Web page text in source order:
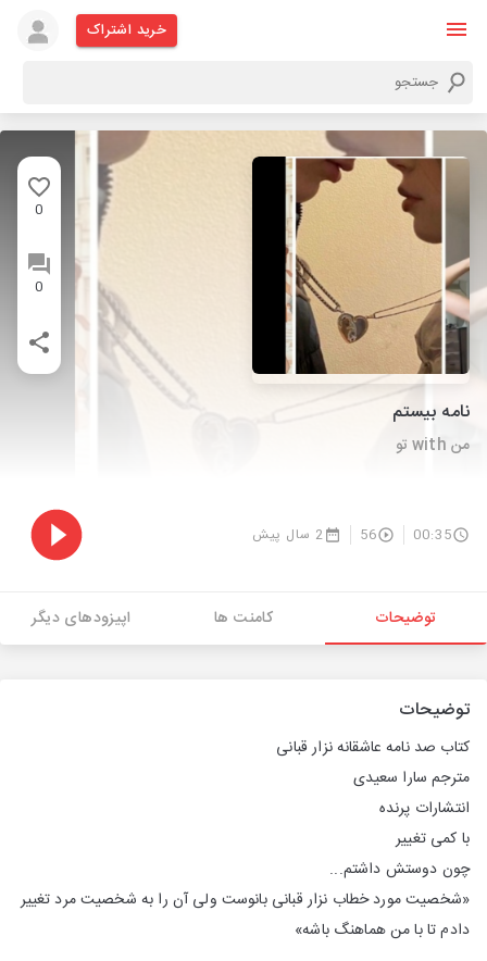
خرید اشتراک
0
0
نامه بیستم
من with تو
00:35
56 2 سال پیش
توضیحات کامنت ها اپیزودهای دیگر
توضیحات
کتاب صد نامه عاشقانه نزار قبانی
مترجم سارا سعیدی
انتشارات پرنده
با کمی تغییر
چون دوستش داشتم...
«شخصیت مورد خطاب نزار قبانی بانوست ولی آن را به شخصیت مرد تغییر
دادم تا با من هماهنگ باشه»